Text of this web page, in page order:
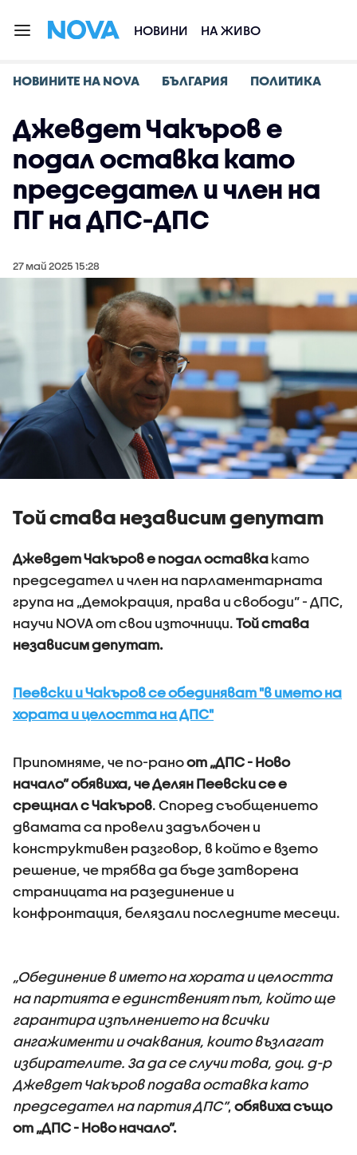
НОВИНИ НА ЖИВО
НОВИНИТЕ НА NOVA БЪЛГАРИЯ ПОЛИТИКА
Джевдет Чакъров е
подал оставка като
председател и член на
ПГ на ДПС-ДПС
27 май 2025 15:28
Той става независим депутат
Джевдет Чакъров е подал оставка като
председател и член на парламентарната
група на „Демокрация, права и свободи” - ДПС,
научи NOVA от свои източници. Той става
независим депутат.
Пеевски и Чакъров се обединяват "в името на
хората и целостта на ДПС"
Припомняме, че по-раноот „ДПС - Ново
начало” обявиха, че Делян Пеевски се е
срещнал с Чакъров. Според съобщението
двамата са провели задълбочен и
конструктивен разговор, в който е взето
решение, че трябва да бъде затворена
страницата на разединение и
конфронтация, белязали последните месеци.
„Обединение в името на хората и целостта
на партията е единственият път, който ще
гарантира изпълнението на всички
ангажименти и очаквания, които възлагат
избирателите. За да се случи това, доц. д-р
Джевдет Чакъров подава оставка като
председател на партия ДПС”, обявиха също
от „ДПС - Ново начало”.